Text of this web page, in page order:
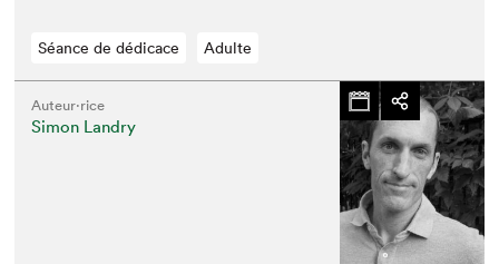
Séance de dédicace Adulte
Auteur·rice
Simon Landry